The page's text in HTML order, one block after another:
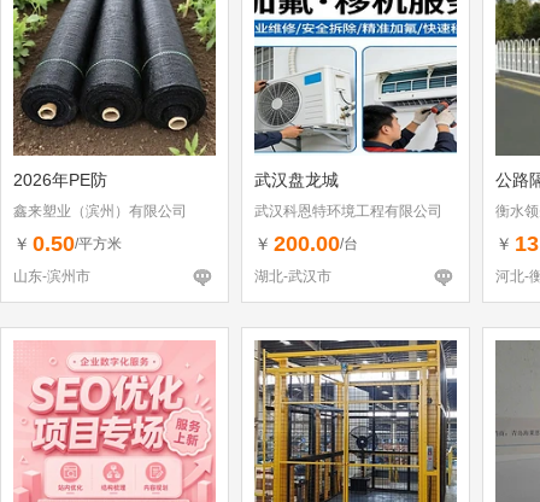
2026年PE防
鑫来塑业（滨州）有限公司
￥ 0.50/平方米
山东-滨州市
武汉盘龙城
武汉科恩特环境工程有限公司
￥ 200.00/台
湖北-武汉市
公路
衡水
￥
河北-